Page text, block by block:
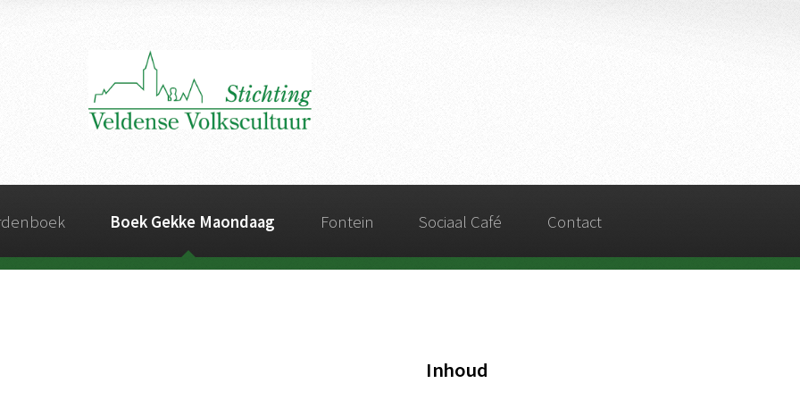
Boek Gekke Maondaag Fontein Sociaal Café Contact
Inhoud